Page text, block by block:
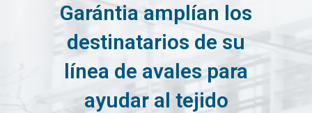
Garántia amplían los
destinatarios de su
línea de avales para
ayudar al tejido